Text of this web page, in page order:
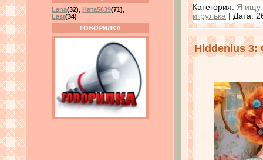
Lana(32), Ната5639(71),
Last(34)
ГОВОРИЛКА
Категория: Я ищу
игрулька | Дата:
Hiddenius 3: